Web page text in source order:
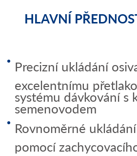
HLAVNÍ
Precizní ukládání
excelentnímu
systému dávkování s
semenovodem
Rovnoměrné
pomocí